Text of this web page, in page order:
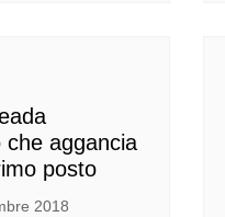
che aggancia
posto
2018